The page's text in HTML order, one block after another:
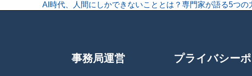
投
AI時代、人間にしかできないこととは？専門家が語る5つの
事務局運営 プライバシー